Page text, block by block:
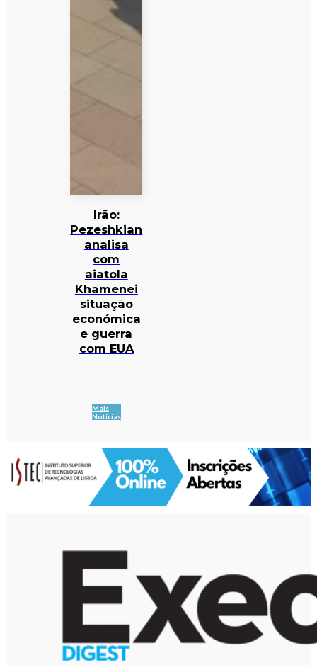
Irão:
Pezeshkian
analisa
com
aiatola
Khamenei
situação
económica
e guerra
com EUA
Mais
Notícias